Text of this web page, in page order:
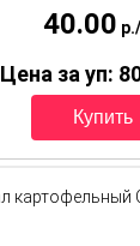
40.00 p./
Цена за уп: